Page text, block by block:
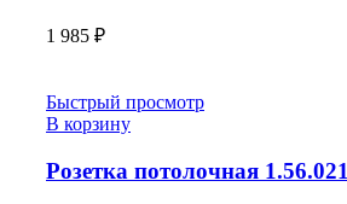
1 985 ₽
Быстрый просмотр
В корзину
Розетка потолочная 1.56.021